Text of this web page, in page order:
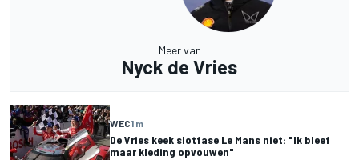
Meer van
Nyck de Vries
WEC1 m
De Vries keek slotfase Le Mans niet: "Ik bleef
maar kleding opvouwen"